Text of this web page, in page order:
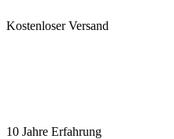
Kostenloser Versand
10 Jahre Erfahrung